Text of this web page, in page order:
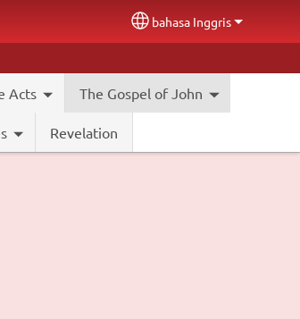
Select your language
bahasa Inggris
Acts The Gospel of John
Revelation